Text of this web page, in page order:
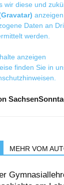
wir diese und
Daten an
werden.
anzeigen
finden Sie in
.
MEHR VOM